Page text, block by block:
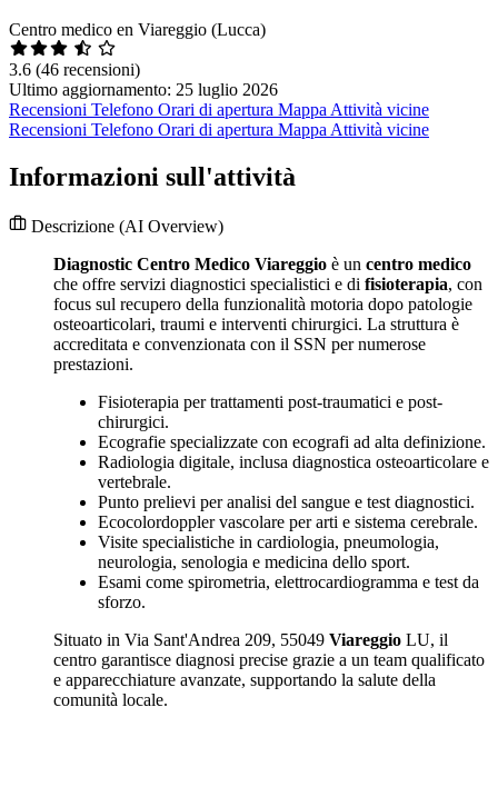
Centro medico en Viareggio (Lucca)
3.6 (46 recensioni)
Ultimo aggiornamento: 25 luglio 2026
Recensioni Telefono Orari di apertura Mappa Attività vicine
Recensioni Telefono Orari di apertura Mappa Attività vicine
Informazioni sull'attività
Descrizione (AI Overview)
Diagnostic Centro Medico Viareggio è un centro medico
che offre servizi diagnostici specialistici e di fisioterapia, con
focus sul recupero della funzionalità motoria dopo patologie
osteoarticolari, traumi e interventi chirurgici. La struttura è
accreditata e convenzionata con il SSN per numerose
prestazioni.
Fisioterapia per trattamenti post-traumatici e post-
chirurgici.
Ecografie specializzate con ecografi ad alta definizione.
Radiologia digitale, inclusa diagnostica osteoarticolare e
vertebrale.
Punto prelievi per analisi del sangue e test diagnostici.
Ecocolordoppler vascolare per arti e sistema cerebrale.
Visite specialistiche in cardiologia, pneumologia,
neurologia, senologia e medicina dello sport.
Esami come spirometria, elettrocardiogramma e test da
sforzo.
Situato in Via Sant'Andrea 209, 55049 Viareggio LU, il
centro garantisce diagnosi precise grazie a un team qualificato
e apparecchiature avanzate, supportando la salute della
comunità locale.